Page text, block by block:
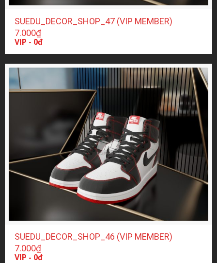
SUEDU_DECOR_SHOP_47 (VIP MEMBER)
7.000₫
VIP - 0đ
SUEDU_DECOR_SHOP_46 (VIP MEMBER)
7.000₫
VIP - 0đ